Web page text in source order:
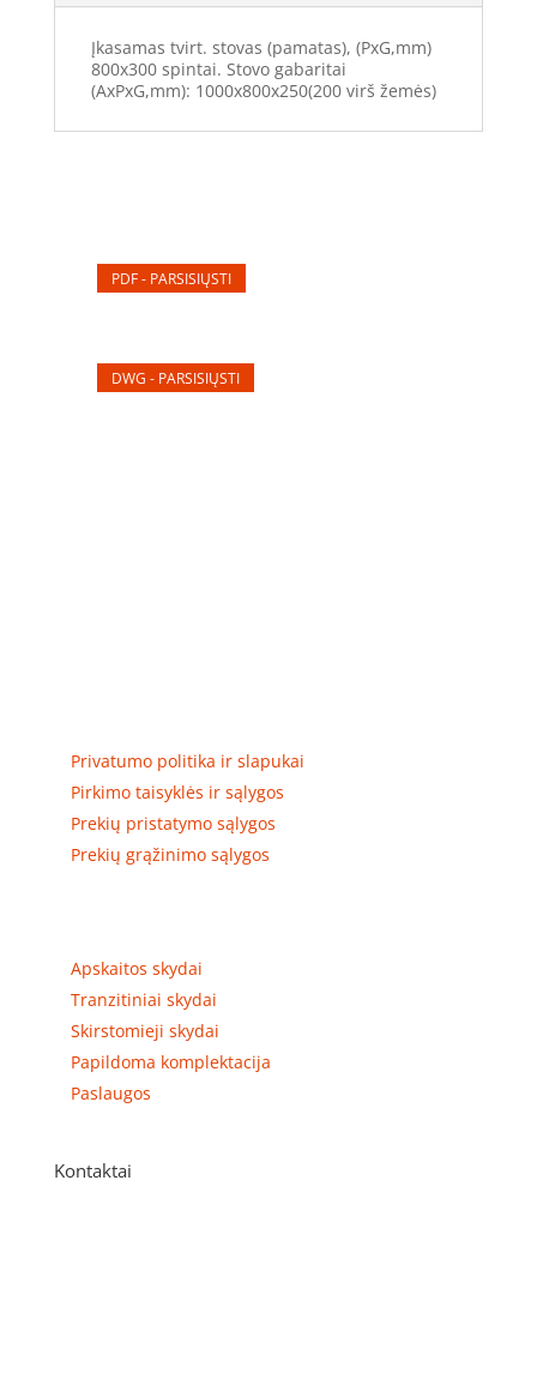
(TS100830)
Įkasamas tvirt. stovas (pamatas), (PxG,mm)
800x300 spintai. Stovo gabaritai
(AxPxG,mm): 1000x800x250(200 virš žemės)
PDF - PARSISIŲSTI
DWG - PARSISIŲSTI
Privatumo politika ir slapukai
Pirkimo taisyklės ir sąlygos
Prekių pristatymo sąlygos
Prekių grąžinimo sąlygos
Apskaitos skydai
Tranzitiniai skydai
Skirstomieji skydai
Papildoma komplektacija
Paslaugos
Kontaktai